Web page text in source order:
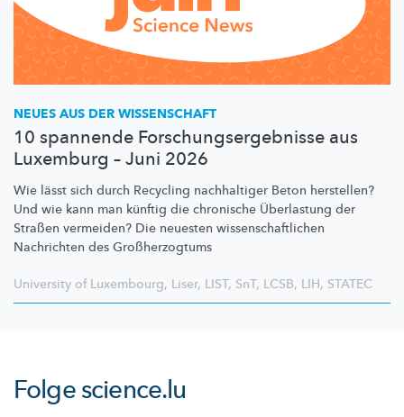
NEUES AUS DER WISSENSCHAFT
10 spannende Forschungsergebnisse aus
Luxemburg – Juni 2026
Wie lässt sich durch Recycling nachhaltiger Beton herstellen?
Und wie kann man künftig die chronische Überlastung der
Straßen vermeiden? Die neuesten wissenschaftlichen
Nachrichten des Großherzogtums
University of Luxembourg, Liser, LIST, SnT, LCSB, LIH, STATEC
Folgescience.lu